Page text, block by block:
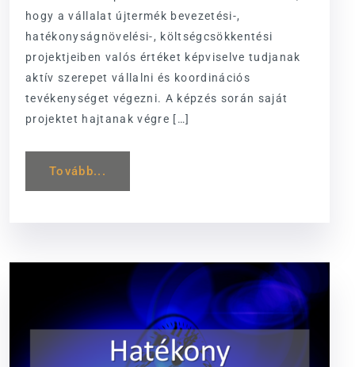
hogy a vállalat újtermék bevezetési-,
hatékonyságnövelési-, költségcsökkentési
projektjeiben valós értéket képviselve tudjanak
aktív szerepet vállalni és koordinációs
tevékenységet végezni. A képzés során saját
projektet hajtanak végre […]
Tovább...